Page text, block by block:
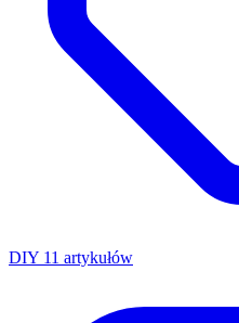
DIY 11 artykułów